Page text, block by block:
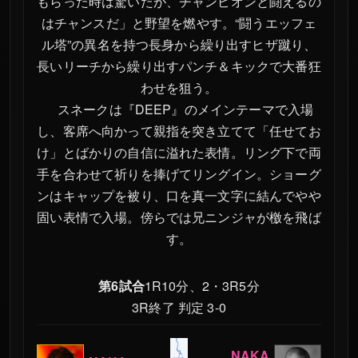
はチャンスだ」と野望を燃やす。“闘うエッフェ
ル塔”の異名を持つ長身から繰り出すヒザ蹴り、
長いリーチから繰り出すパンチ＆キックで大番狂
わせを狙う。
スネークは『DEEP』のメインテーマで入場
し、客席へ向かって親指を突き立てて「任せてお
け」とばかりの自信に溢れた表情。リング下で両
手を合わせて祈りを捧げてリングイン。ショーグ
ンはキャップを被り、口を真一文字に結んでやや
固い表情で入場。傍らでは兄ニンジャが檄を飛ば
す。
第6試合1R10分、2・3R5分
3R終了 判定 3-0